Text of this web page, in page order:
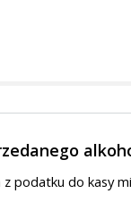
podatku do kasy